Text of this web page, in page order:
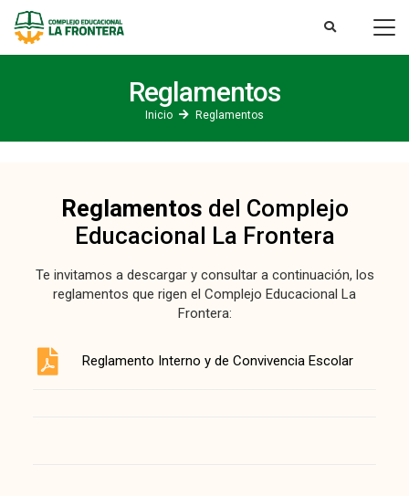
Reglamentos
Inicio Reglamentos
Reglamentos del Complejo
Educacional La Frontera
Te invitamos a descargar y consultar a continuación, los
reglamentos que rigen el Complejo Educacional La
Frontera:
Reglamento Interno y de Convivencia Escolar